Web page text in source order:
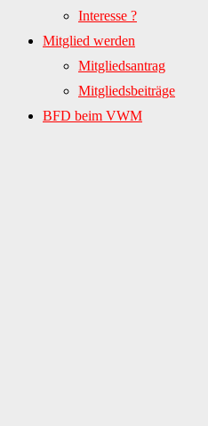
Interesse ?
Mitglied werden
Mitgliedsantrag
Mitgliedsbeiträge
BFD beim VWM